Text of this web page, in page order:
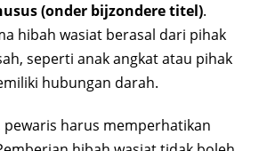
(onder bijzondere titel).
hibah wasiat berasal dari pihak
seperti anak angkat atau pihak
hubungan darah.
pewaris harus memperhatikan